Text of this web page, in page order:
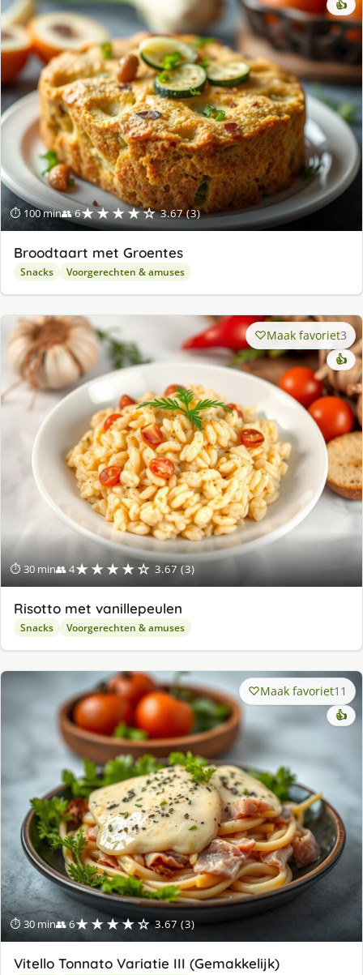
⏱ 100 min👥 6★★★★☆ 3.67 (3)
👍
Broodtaart met Groentes
Snacks Voorgerechten & amuses
⏱ 30 min👥 4★★★★☆ 3.67 (3)
Maak favoriet3
👍
Risotto met vanillepeulen
Snacks Voorgerechten & amuses
⏱ 30 min👥 6★★★★☆ 3.67 (3)
Maak favoriet11
👍
Vitello Tonnato Variatie III (Gemakkelijk)